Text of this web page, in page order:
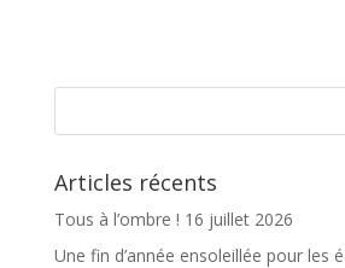
b
k
er l g
Articles récents
Tous à l’ombre ! 16 juillet 2026
Une fin d’année ensoleillée pour les